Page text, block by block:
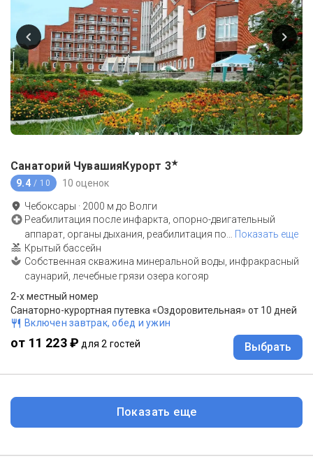
Санаторий ЧувашияКурорт 3★
9.4 / 10 10 оценок
Чебоксары · 2000 м до Волги
Реабилитация после инфаркта, опорно-двигательный
аппарат, органы дыхания, реабилитация по
Показать еще
Крытый бассейн
Собственная скважина минеральной воды, инфракрасный
саунарий, лечебные грязи озера когояр
2-х местный номер
Санаторно-курортная путевка «Оздоровительная» от 10 дней
Включен завтрак, обед и ужин
от 11 223 ₽ для 2 гостей Выбрать
Показать еще